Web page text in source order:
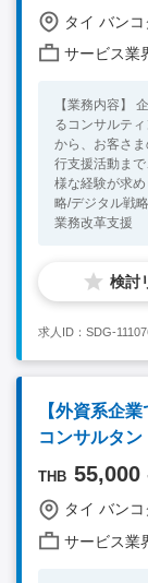
タイ バンコ
サービス業界（
【業務内容】
るコンサルテ
から、お客さ
行支援活動ま
様な経験が求
略/デジタル戦
業務改革支援
から課題と原
書、調査報告
カウントマネ
キル（MS
する方 ・英語での議論、交渉が可能なコミュニケーション能力
【歓迎要件】
ント経験
検討
求人ID：SDG-
【外資系企
コンサルタン
THB 55,000
タイ バンコ
サービス業界（